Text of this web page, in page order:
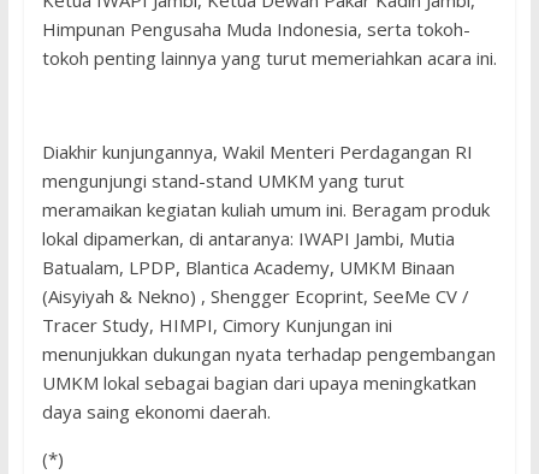
Himpunan Pengusaha Muda Indonesia, serta tokoh-
tokoh penting lainnya yang turut memeriahkan acara ini.
Diakhir kunjungannya, Wakil Menteri Perdagangan RI
mengunjungi stand-stand UMKM yang turut
meramaikan kegiatan kuliah umum ini. Beragam produk
lokal dipamerkan, di antaranya: IWAPI Jambi, Mutia
Batualam, LPDP, Blantica Academy, UMKM Binaan
(Aisyiyah & Nekno) , Shengger Ecoprint, SeeMe CV /
Tracer Study, HIMPI, Cimory Kunjungan ini
menunjukkan dukungan nyata terhadap pengembangan
UMKM lokal sebagai bagian dari upaya meningkatkan
daya saing ekonomi daerah.
(*)